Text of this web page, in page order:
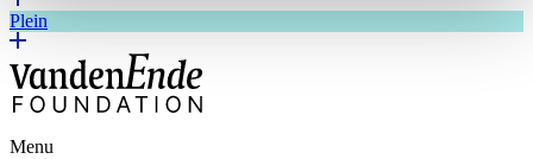
Plein
Menu